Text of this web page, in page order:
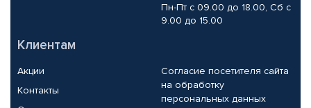
Пн-Пт с 09.00 до 18.00, Сб с
9.00 до 15.00
Клиентам
Акции
Контакты
Согласие посетителя сайта
на обработку
персональных данных